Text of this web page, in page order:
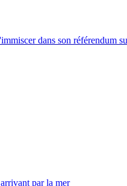
dans son référendum
par la mer